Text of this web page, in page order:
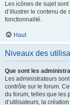
Les icônes de sujet
d’illustrer le contenu de
fonctionnalité.
Haut
Niveaux des
Que sont les
Les administrateurs
contrôle sur le forum.
du forum, telles que les
d’utilisateurs, la